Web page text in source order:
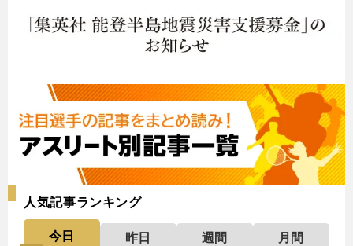
人気記事ランキング
今日 昨日 週間
月間